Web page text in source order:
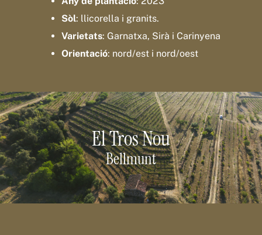
Sòl: llicorella i granits.
Varietats: Garnatxa, Sirà i Carinyena
Orientació: nord/est i nord/oest
El Tros Nou
Bellmunt